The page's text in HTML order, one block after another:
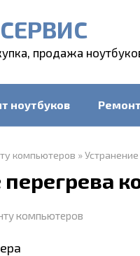
продажа
ноутбуков
компьютеров »
перегрева
компьютеров